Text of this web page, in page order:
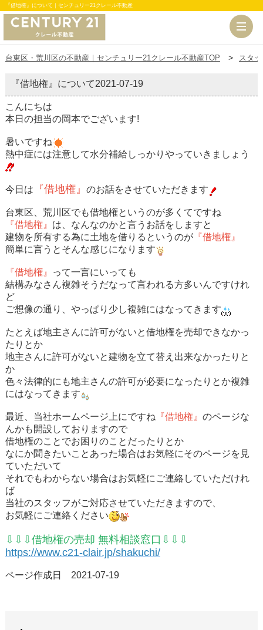
『借地権』について｜センチュリー21クレール不動産
台東区・荒川区の不動産｜センチュリー21クレール不動産TOP スタ
『借地権』について2021-07-19
こんにちは
本日の担当の岡本でございます!
暑いですね
熱中症には注意して水分補給しっかりやっていきましょう
今日は 『借地権』 のお話をさせていただきます
台東区、荒川区でも借地権というのが多くてですね
『借地権』 は、なんなのかと言うお話をしますと
建物を所有する為に土地を借りるというのが『借地権』
簡単に言うとそんな感じになります
『借地権』
って一言にいっても
結構みなさん複雑そうだなって言われる方多いんですけれ
ど
ご想像の通り、やっぱり少し複雑にはなってきます
たとえば地主さんに許可がないと借地権を売却できなかっ
たりとか
地主さんに許可がないと建物を立て替え出来なかったりと
か
色々法律的にも地主さんの許可が必要になったりとか複雑
にはなってきます
最近、当社ホームページ上にですね 『借地権』 のページな
んかも開設 しておりますので
借地権のことでお困りのことだったりとか
なにか聞きたいことあった場合はお気軽にそのページを見
ていただいて
それでもわからない場合はお気軽にご連絡していただけれ
ば
当社のスタッフがご対応させていただきますので、
お気軽にご連絡ください
⇩⇩⇩借地権の売却 無料相談窓口⇩⇩⇩
https://www.c21-clair.jp/shakuchi/
ページ作成日 2021-07-19